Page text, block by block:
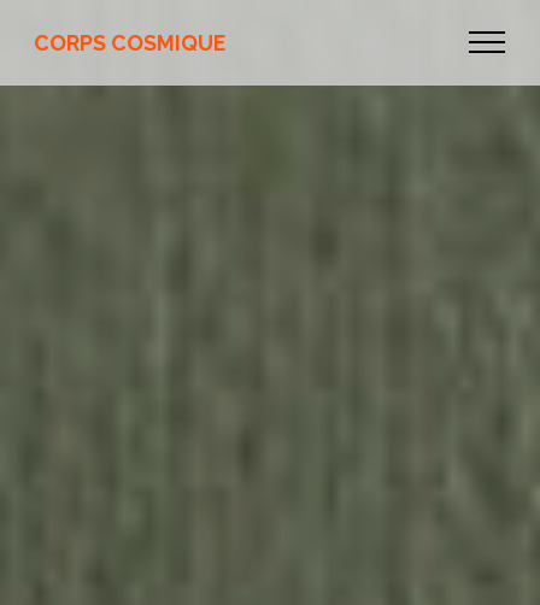
CORPS COSMIQUE